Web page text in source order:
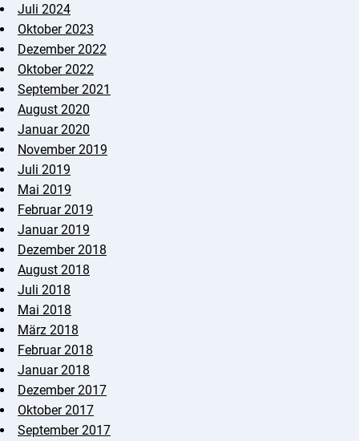
Juli 2024
Oktober 2023
Dezember 2022
Oktober 2022
September 2021
August 2020
Januar 2020
November 2019
Juli 2019
Mai 2019
Februar 2019
Januar 2019
Dezember 2018
August 2018
Juli 2018
Mai 2018
März 2018
Februar 2018
Januar 2018
Dezember 2017
Oktober 2017
September 2017